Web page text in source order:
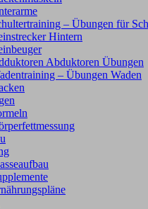
– Übungen für
Hintern
Abduktoren Übungen
– Übungen Waden